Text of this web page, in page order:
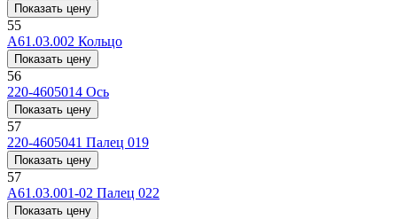
Показать цену
55
A61.03.002 Кольцо
Показать цену
56
220-4605014 Ось
Показать цену
57
220-4605041 Палец 019
Показать цену
57
А61.03.001-02 Палец 022
Показать цену